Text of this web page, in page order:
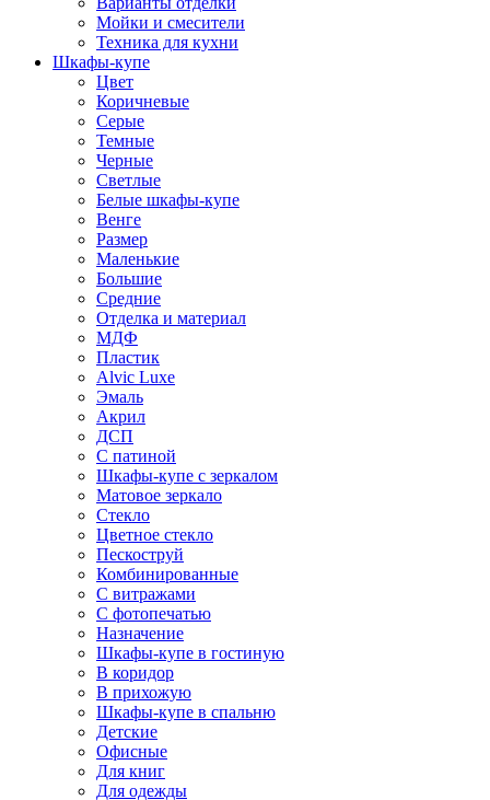
Мойки и смесители
Техника для кухни
Шкафы-купе
Цвет
Коричневые
Серые
Темные
Черные
Светлые
Белые шкафы-купе
Венге
Размер
Маленькие
Большие
Средние
Отделка и материал
МДФ
Пластик
Alvic Luxe
Эмаль
Акрил
ДСП
С патиной
Шкафы-купе с зеркалом
Матовое зеркало
Стекло
Цветное стекло
Пескоструй
Комбинированные
С витражами
С фотопечатью
Назначение
Шкафы-купе в гостиную
В коридор
В прихожую
Шкафы-купе в спальню
Детские
Офисные
Для книг
Для одежды